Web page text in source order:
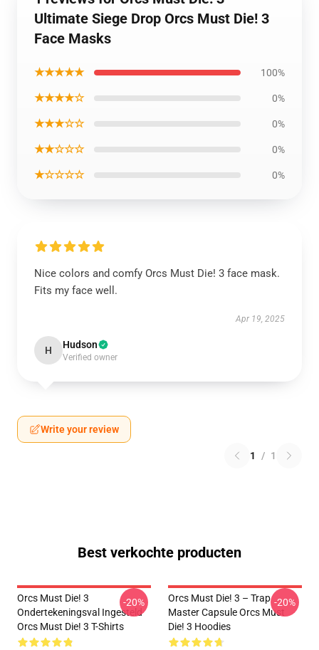
Ultimate Siege Drop Orcs Must Die! 3
Face Masks
★★★★★ 100%
★★★★☆ 0%
★★★☆☆ 0%
★★☆☆☆ 0%
★☆☆☆☆ 0%
Nice colors and comfy Orcs Must Die! 3 face mask.
Fits my face well.
Apr 19, 2025
H Hudson
Verified owner
Write your review
1 / 1
Best verkochte producten
Orcs Must Die! 3
Ondertekeningsval Ingesteld
Orcs Must Die! 3 T-Shirts
-20%
Orcs Must Die! 3 – Trap
Master Capsule Orcs Must
Die! 3 Hoodies
-20%